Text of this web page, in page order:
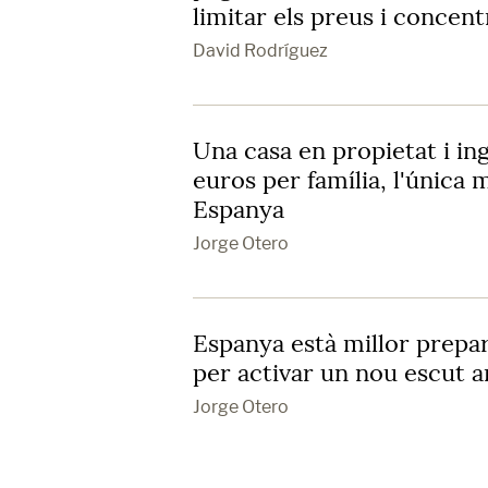
limitar els preus i
David Rodríguez
Una casa en propietat i
euros per família, l'única
Espanya
Jorge Otero
Espanya està millor
per activar un nou escut
Jorge Otero